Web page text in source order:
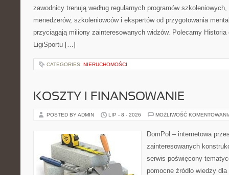
zawodnicy trenują według regularnych programów
menedżerów, szkoleniowców i ekspertów od przygotowania
przyciągają miliony zainteresowanych widzów. Polecamy
LigiSportu […]
CATEGORIES: NIERUCHOMOŚCI
KOSZTY I FINANSOWANIE
POSTED BY ADMIN LIP - 8 - 2026 MOŻLIWOŚĆ
DomPol – internetowa
zainteresowanych
serwis poświęcony
pomocne źródło wiedzy